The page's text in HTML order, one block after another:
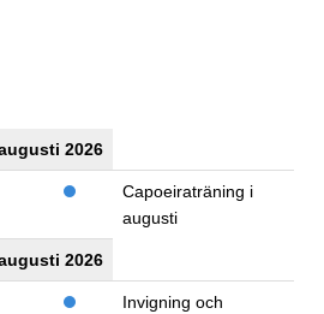
2026
Capoeiraträning i
augusti
2026
Invigning och